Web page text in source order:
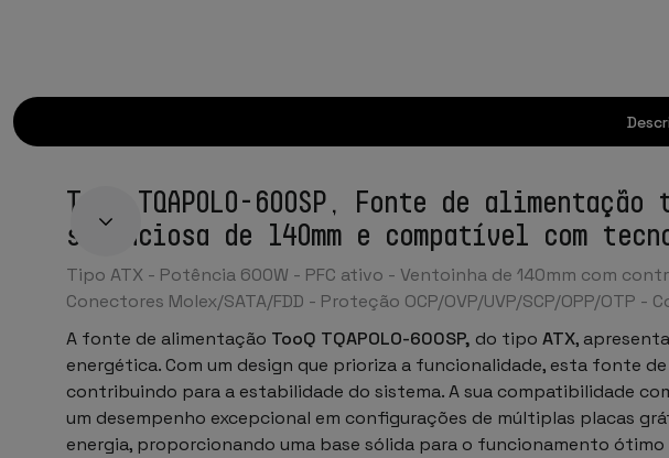
TooQ TQAPOLO-600SP, Fonte de
silenciosa de 140mm e compatível com
Tipo ATX - Potência 600W - PFC ativo - Ventoinha de 140mm com
Conectores Molex/SATA/FDD - Proteção OCP/OVP/UVP/SCP/OPP/OTP -
A fonte de alimentação TooQ TQAPOLO-600SP, do tipo ATX,
energética. Com um design que prioriza a funcionalidade, esta fonte
contribuindo para a estabilidade do sistema. A sua compatibilidade
um desempenho excepcional em configurações de múltiplas placas
energia, proporcionando uma base sólida para o funcionamento